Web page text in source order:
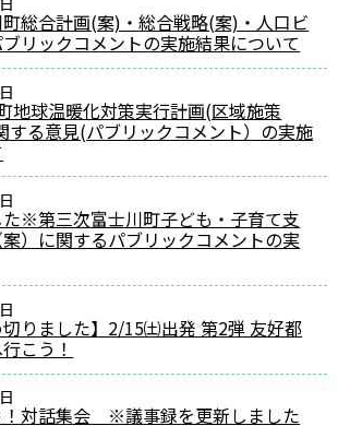
総合計画(案)・総合戦略(案)・人口ビ
リックコメントの実施結果について
地球温暖化対策実行計画(区域施策
する意見(パブリックコメント）の実施
※第三次富士川町子ども・子育て支
）に関するパブリックコメントの実
切りました】2/15㈯出発 第2弾 友好都
こう！
！対話集会 ※議事録を更新しました